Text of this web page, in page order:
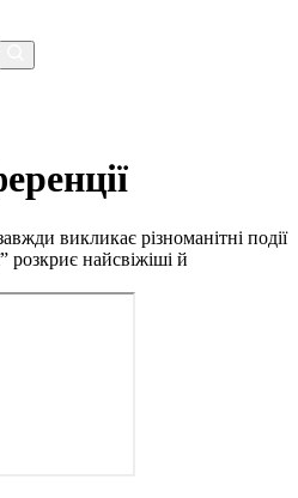
викликає різноманітні події
розкриє найсвіжіші й